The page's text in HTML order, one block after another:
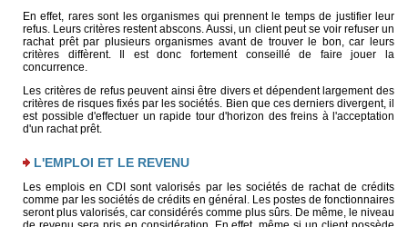
En effet, rares sont les organismes qui prennent le temps de justifier leur
refus. Leurs critères restent abscons. Aussi, un client peut se voir refuser un
rachat prêt par plusieurs organismes avant de trouver le bon, car leurs
critères diffèrent. Il est donc fortement conseillé de faire jouer la
concurrence.
Les critères de refus peuvent ainsi être divers et dépendent largement des
critères de risques fixés par les sociétés. Bien que ces derniers divergent, il
est possible d'effectuer un rapide tour d'horizon des freins à l'acceptation
d'un rachat prêt.
L'EMPLOI ET LE REVENU
Les emplois en CDI sont valorisés par les sociétés de rachat de crédits
comme par les sociétés de crédits en général. Les postes de fonctionnaires
seront plus valorisés, car considérés comme plus sûrs. De même, le niveau